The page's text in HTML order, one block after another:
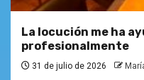
La locución me ha
profesionalmente
31 de julio de 2026